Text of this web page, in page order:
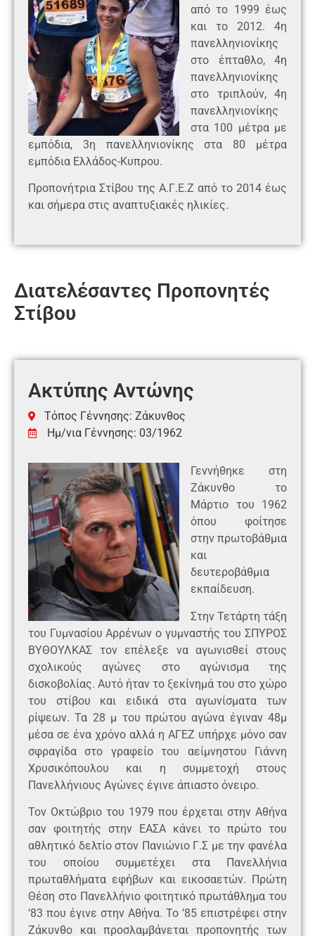
από το 1999 έως
και το 2012. 4η
πανελληνιονίκης
στο έπταθλο, 4η
πανελληνιονίκης
στο τριπλούν, 4η
πανελληνιονίκης
στα 100 μέτρα με
εμπόδια, 3η πανελληνιονίκης στα 80 μέτρα
εμπόδια Ελλάδος-Κυπρου.
Προπονήτρια Στίβου της Α.Γ.Ε.Ζ από το 2014 έως
και σήμερα στις αναπτυξιακές ηλικίες.
Διατελέσαντες Προπονητές
Στίβου
Ακτύπης Αντώνης
Τόπος Γέννησης: Ζάκυνθος
Ημ/νια Γέννησης: 03/1962
Γεννήθηκε στη
Ζάκυνθο το
Μάρτιο του 1962
όπου φοίτησε
στην πρωτοβάθμια
και
δευτεροβάθμια
εκπαίδευση.
Στην Τετάρτη τάξη
του Γυμνασίου Αρρένων ο γυμναστής του ΣΠΥΡΟΣ
ΒΥΘΟΥΛΚΑΣ τον επέλεξε να αγωνισθεί στους
σχολικούς αγώνες στο αγώνισμα της
δισκοβολίας. Αυτό ήταν το ξεκίνημά του στο χώρο
του στίβου και ειδικά στα αγωνίσματα των
ρίψεων. Τα 28 μ του πρώτου αγώνα έγιναν 48μ
μέσα σε ένα χρόνο αλλά η ΑΓΕΖ υπήρχε μόνο σαν
σφραγίδα στο γραφείο του αείμνηστου Γιάννη
Χρυσικόπουλου και η συμμετοχή στους
Πανελλήνιους Αγώνες έγινε άπιαστο όνειρο.
Τον Οκτώβριο του 1979 που έρχεται στην Αθήνα
σαν φοιτητής στην ΕΑΣΑ κάνει το πρώτο του
αθλητικό δελτίο στον Πανιώνιο Γ.Σ με την φανέλα
του οποίου συμμετέχει στα Πανελλήνια
πρωταθλήματα εφήβων και εικοσαετών. Πρώτη
Θέση στο Πανελλήνιο φοιτητικό πρωτάθλημα του
‘83 που έγινε στην Αθήνα. Το ’85 επιστρέφει στην
Ζάκυνθο και προσλαμβάνεται προπονητής των